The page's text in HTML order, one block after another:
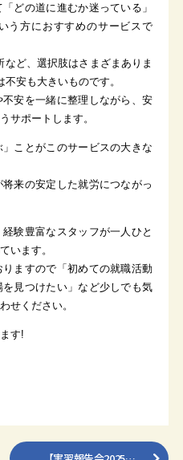
どの道に進むか迷っている」
う方におすすめのサービスで
ど、選択肢はさまざまありま
安も大きいものです。
安を一緒に整理しながら、安
サポートします。
」ことがこのサービスの大きな
来の安定した就労につながっ
験豊富なスタッフが一人ひと
います。
ますので「初めての就職活動
見つけたい」など少しでも気
せください。
す!